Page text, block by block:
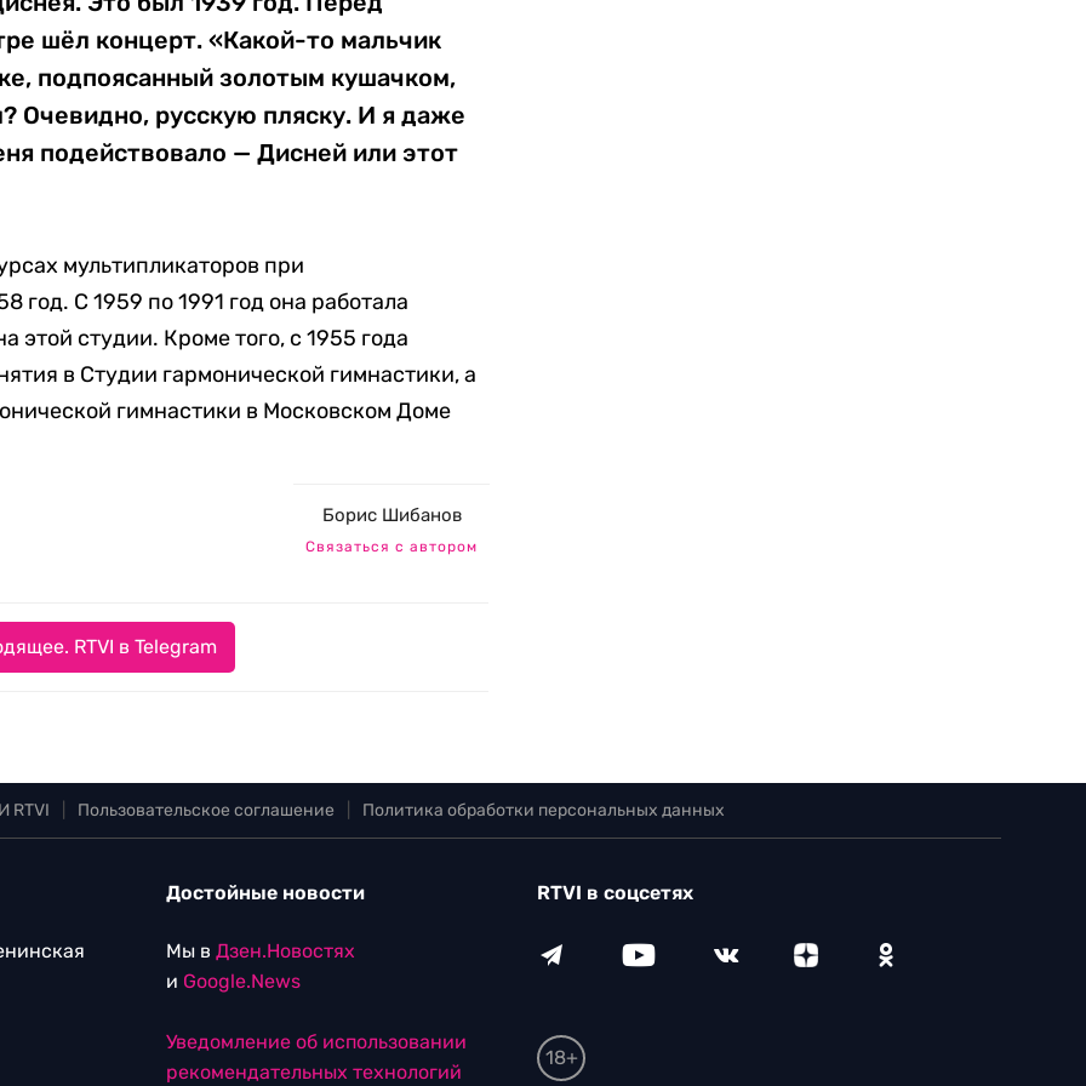
шёл концерт. «Какой-то мальчик
подпоясанный золотым кушачком,
Очевидно, русскую пляску. И я даже
подействовало — Дисней или этот
мультипликаторов при
год. С 1959 по 1991 год она работала
студии. Кроме того, с 1955 года
в Студии гармонической гимнастики, а
гимнастики в Московском Доме
Борис Шибанов
Связаться с автором
RTVI в Telegram
RTVI Пользовательское соглашение Политика обработки персональных данных
Достойные новости
Мы в Дзен.Новостях
и Google.News
Уведомление об использовании
рекомендательных технологий
RTVI в соцсетях
18+